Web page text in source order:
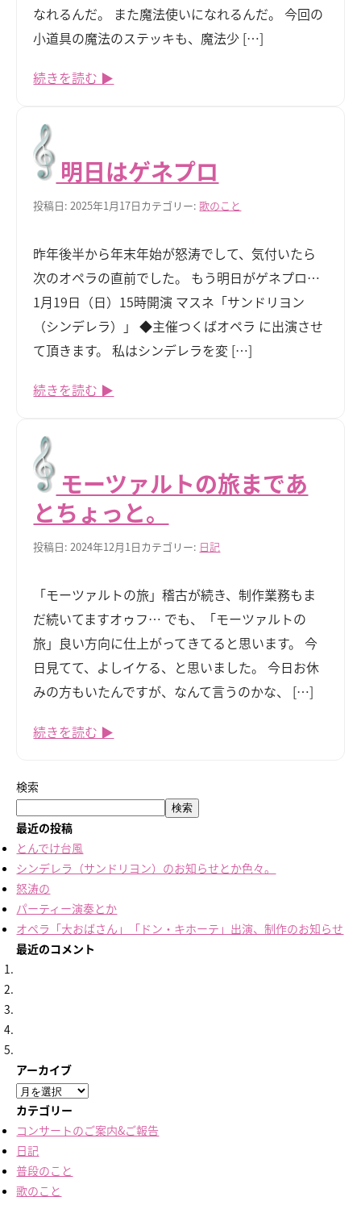
なれるんだ。 また魔法使いになれるんだ。 今回の
小道具の魔法のステッキも、魔法少 […]
続きを読む ▶
明日はゲネプロ
投稿日: 2025年1月17日カテゴリー:歌のこと
昨年後半から年末年始が怒涛でして、気付いたら
次のオペラの直前でした。 もう明日がゲネプロ…
1月19日（日）15時開演 マスネ「サンドリヨン
（シンデレラ）」 ◆主催つくばオペラ に出演させ
て頂きます。 私はシンデレラを変 […]
続きを読む ▶
モーツァルトの旅まであ
とちょっと。
投稿日: 2024年12月1日カテゴリー: 日記
「モーツァルトの旅」稽古が続き、制作業務もま
だ続いてますオゥフ… でも、「モーツァルトの
旅」良い方向に仕上がってきてると思います。 今
日見てて、よしイケる、と思いました。 今日お休
みの方もいたんですが、なんて言うのかな、 […]
続きを読む ▶
検索
検索
最近の投稿
とんでけ台風
シンデレラ（サンドリヨン）のお知らせとか色々。
怒涛の
パーティー演奏とか
オペラ「大おばさん」「ドン・キホーテ」出演、制作のお知らせ
最近のコメント
アーカイブ
ア
ー
カ
イ
ブ
カテゴリー
コンサートのご案内&ご報告
日記
普段のこと
歌のこと